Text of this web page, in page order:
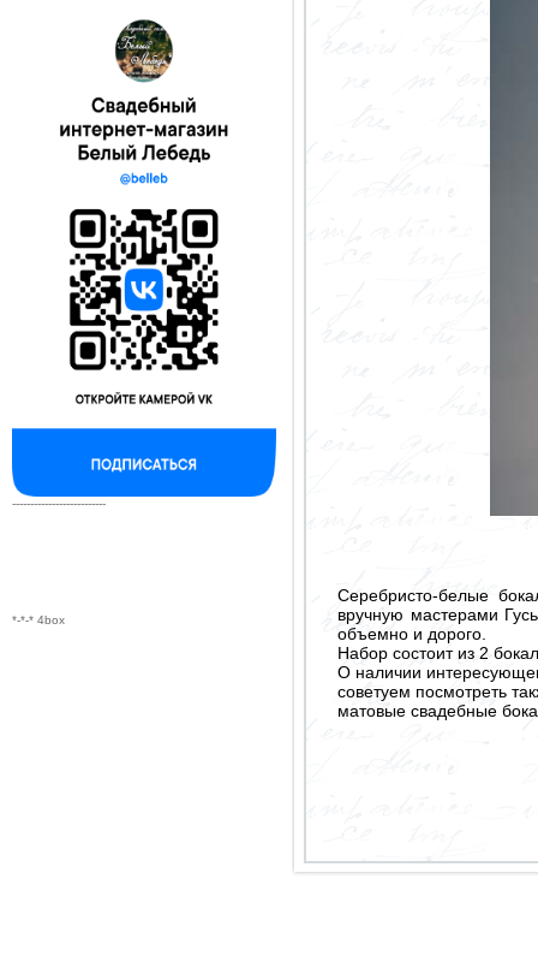
--------------------------
*-*-* 4box
Серебристо-белые
вручную мастерами
объемно и дорого.
Набор состоит из 2
О наличии
советуем посмотреть
матовые свадебные